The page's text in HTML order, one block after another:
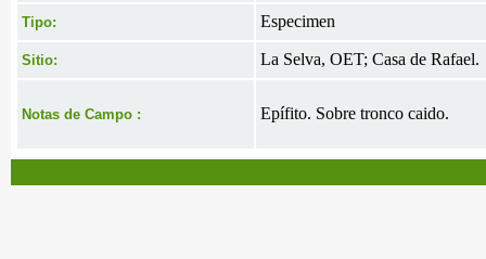
Tipo: Especimen
Sitio: La Selva, OET; Casa de Rafael.
Notas de Campo : Epífito. Sobre tronco caido.